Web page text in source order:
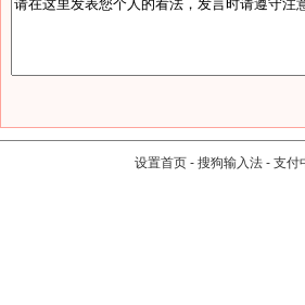
设置首页 - 搜狗输入法 - 支付